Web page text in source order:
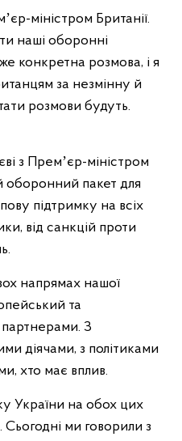
міністром Британії.
наші оборонні
конкретна розмова, і я
за незмінну й
розмови будуть.
з Премʼєр-міністром
оборонний пакет для
підтримку на всіх
від санкцій проти
напрямах нашої
та
З
діячами, з політиками
хто має вплив.
України на обох цих
ми говорили з